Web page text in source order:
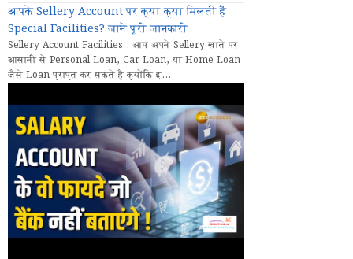
आपके Sellery Account पर क्या क्या मिलती हैं
Special Facilities? जानें पूरी जानकारी
Sellery Account Facilities : आप अपने Sellery खाते पर
आसानी से Personal Loan, Car Loan, या Home Loan
जैसे Loan प्राप्त कर सकते हैं क्योंकि इ...